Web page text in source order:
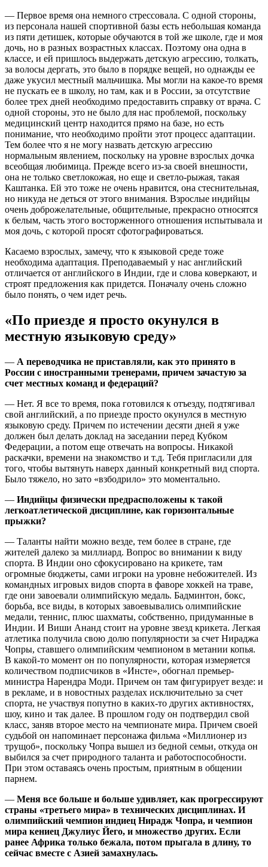
— Первое время она немного стрессовала. С одной стороны,
из персонала нашей спортивной базы есть небольшая команда
из пяти детишек, которые обучаются в той же школе, где и моя
дочь, но в разных возрастных классах. Поэтому она одна в
классе, и ей пришлось выдержать детскую агрессию, толкать,
за волосы дергать, это было в порядке вещей, но однажды ее
даже укусил местный мальчишка. Мы могли на какое-то время
не пускать ее в школу, но там, как и в России, за отсутствие
более трех дней необходимо предоставить справку от врача. С
одной стороны, это не было для нас проблемой, поскольку
медицинский центр находится прямо на базе, но есть
понимание, что необходимо пройти этот процесс адаптации.
Тем более что я не могу назвать детскую агрессию
нормальным явлением, поскольку на уровне взрослых дочка
всеобщая любимица. Прежде всего из-за своей внешности,
она не только светлокожая, но еще и светло-рыжая, такая
Каштанка. Ей это тоже не очень нравится, она стеснительная,
но никуда не деться от этого внимания. Взрослые индийцы
очень доброжелательные, общительные, прекрасно относятся
к белым, часть этого восторженного отношения испытывала и
моя дочь, с которой просят сфотографироваться.
Касаемо взрослых, замечу, что к языковой среде тоже
необходима адаптация. Преподаваемый у нас английский
отличается от английского в Индии, где и слова коверкают, и
строят предложения как придется. Поначалу очень сложно
было понять, о чем идет речь.
«По приезде я просто окунулся в
местную языковую среду»
— А переводчика не приставляли, как это принято в
России с иностранными тренерами, причем зачастую за
счет местных команд и федераций?
— Нет. Я все то время, пока готовился к отъезду, подтягивал
свой английский, а по приезде просто окунулся в местную
языковую среду. Причем по истечении десяти дней я уже
должен был делать доклад на заседании перед Кубком
Федерации, а потом еще отвечать на вопросы. Никакой
раскачки, времени на знакомство и т.д. Тебя пригласили для
того, чтобы вытянуть наверх данный конкретный вид спорта.
Было тяжело, но зато «взбодрило» это моментально.
— Индийцы физически предрасположены к такой
легкоатлетической дисциплине, как горизонтальные
прыжки?
— Таланты найти можно везде, тем более в стране, где
жителей далеко за миллиард. Вопрос во внимании к виду
спорта. В Индии оно сфокусировано на крикете, там
огромные бюджеты, сами игроки на уровне небожителей. Из
командных игровых видов спорта в фаворе хоккей на траве,
где они завоевали олимпийскую медаль. Бадминтон, бокс,
борьба, все виды, в которых завоевывались олимпийские
медали, теннис, плюс шахматы, собственно, придуманные в
Индии. И Виши Ананд стоит на уровне звезд крикета. Легкая
атлетика получила свою долю популярности за счет Нираджа
Чопры, ставшего олимпийским чемпионом в метании копья.
В какой-то момент он по популярности, которая измеряется
количеством подписчиков в «Инсте», обогнал премьер-
министра Нарендра Моди. Причем он там фигурирует везде: и
в рекламе, и в новостных разделах исключительно за счет
спорта, не участвуя попутно в каких-то других активностях,
шоу, кино и так далее. В прошлом году он подтвердил свой
класс, заняв второе место на чемпионате мира. Причем своей
судьбой он напоминает персонажа фильма «Миллионер из
трущоб», поскольку Чопра вышел из бедной семьи, откуда он
выбился за счет природного таланта и работоспособности.
При этом оставаясь очень простым, приятным в общении
парнем.
— Меня все больше и больше удивляет, как прогрессируют
страны «третьего мира» в технических дисциплинах. И
олимпийский чемпион индиец Нирадж Чопра, и чемпион
мира кениец Джулиус Йего, и множество других. Если
ранее Африка только бежала, потом прыгала в длину, то
сейчас вместе с Азией замахнулась.